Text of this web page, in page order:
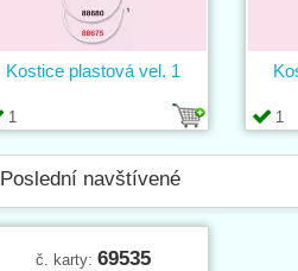
1
Kostice plastová vel. 1
1
Poslední navštívené
č. karty: 69535